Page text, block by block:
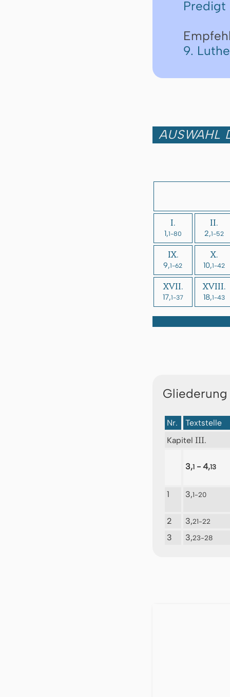
Predigt
9.
AUSWAHL
I.
1,1-80
II.
2,1-52
IX.
9,1-62
X.
10,1-42
XVII.
17,1-37
XVIII.
18,1-43
Nr.
Textstelle
Kapitel III.
3,1- 4,13
1 3,1-20
2 3,21-22
3 3,23-28